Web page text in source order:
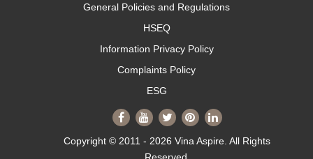
General Policies and Regulations
HSEQ
Information Privacy Policy
Complaints Policy
ESG
Copyright © 2011 - 2026 Vina Aspire. All Rights
Reserved.